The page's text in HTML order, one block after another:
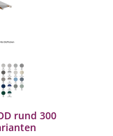
rund 300